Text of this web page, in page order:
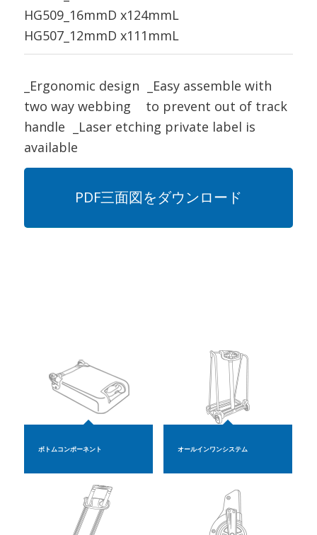
HG509_16mmD x124mmL
HG507_12mmD x111mmL
_Ergonomic design _Easy assemble with
two way webbing to prevent out of track
handle _Laser etching private label is
available
PDF三面図をダウンロード
ボトムコンポーネント オールインワンシステム